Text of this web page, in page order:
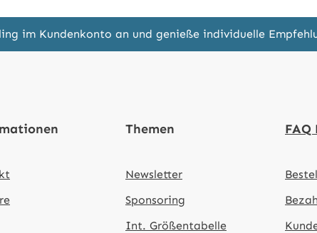
im Kundenkonto an und genieße individuelle
Themen
Newsletter
Sponsoring
Int. Größentabelle
FAQ